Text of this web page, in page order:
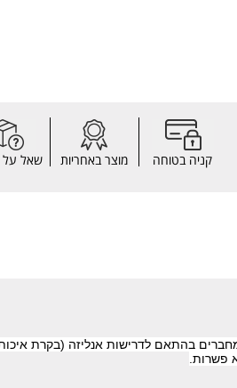
קניה בטוחה מוצר באחריות שאל על
בהתאם לדרישות אנליזה (בקרת
פשרות.